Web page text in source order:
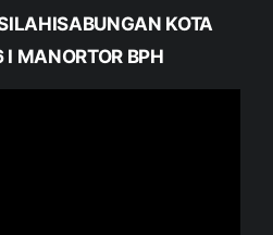
KOTA
MANORTOR BPH